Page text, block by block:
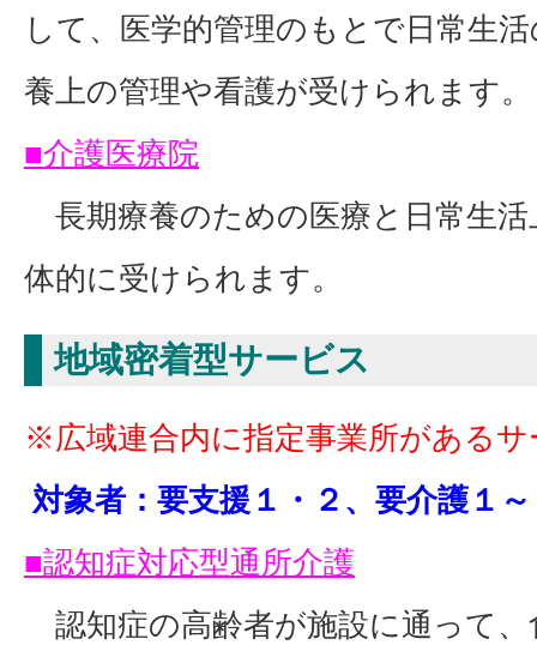
して、医学的管理のもとで日常生
養上の管理や看護が受けられます。
■介護医療院
長期療養のための医療と日常生活
体的に受けられます。
地域密着型サービス
※広域連合内に指定事業所がある
対象者：要支援１・２、要介護１
■認知症対応型通所介護
認知症の高齢者が施設に通って、